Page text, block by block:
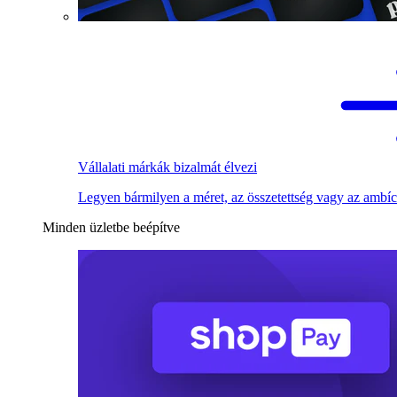
Vállalati márkák bizalmát élvezi
Legyen bármilyen a méret, az összetettség vagy az
Minden üzletbe beépítve